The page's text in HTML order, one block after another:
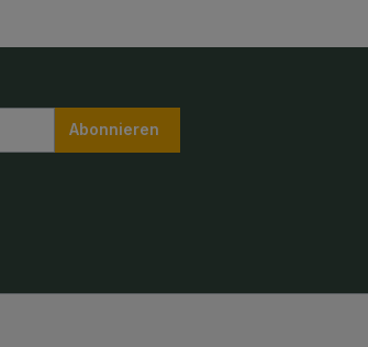
Abonnieren